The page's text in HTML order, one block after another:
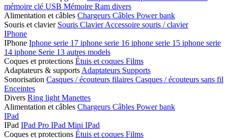
mémoire clé USB Mémoire Ram divers
Alimentation et câbles Chargeurs Câbles Power bank
Souris et clavier Souris ClavierAccessoire souris / clavier
IPhone
IPhone Iphone serie 17 iphone serie 16 iphone serie 15 iphone serie
14 iphone Serie 13 autres models
Coques et protections Étuis et coques Films
Adaptateurs & supports Adaptateurs Supports
Sonorisation Casques / écouteurs filaires Casques / écouteurs sans fil
Enceintes
Divers Ring light Manettes
Alimentation et câbles Chargeurs Câbles Power bank
IPad
IPad IPad Pro IPad Mini IPad
Coques et protections Étuis et coques Films